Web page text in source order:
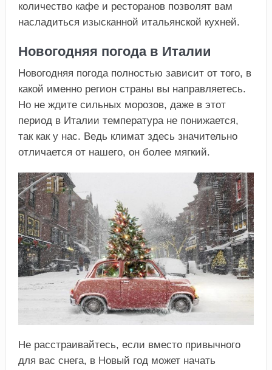
количество кафе и ресторанов позволят вам
насладиться изысканной итальянской кухней.
Новогодняя погода в Италии
Новогодняя погода полностью зависит от того, в
какой именно регион страны вы направляетесь.
Но не ждите сильных морозов, даже в этот
период в Италии температура не понижается,
так как у нас. Ведь климат здесь значительно
отличается от нашего, он более мягкий.
Не расстраивайтесь, если вместо привычного
для вас снега, в Новый год может начать